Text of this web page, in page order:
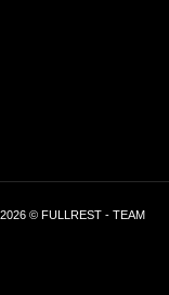
2026 © FULLREST - TEAM